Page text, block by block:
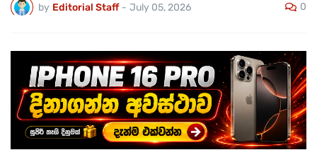
by Editorial Staff - July 05, 2026 0